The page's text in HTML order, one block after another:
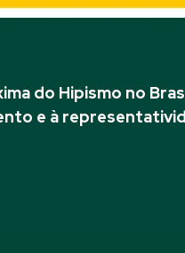
do Hipismo no
e à